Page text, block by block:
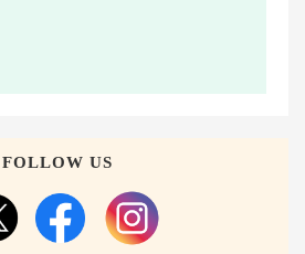
FOLLOW US